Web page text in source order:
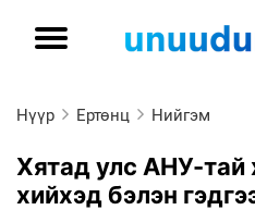
Нүүр Ертөнц Нийгэм
Хятад улс АНУ-
хийхэд бэлэн